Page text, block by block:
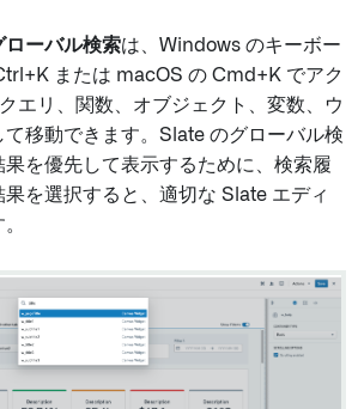
ローバル検索は、Windows のキーボー
または macOS の Cmd+K でアク
エリ、関数、オブジェクト、変数、ウ
て移動できます。Slate のグローバル検
を優先して表示するために、検索履
を選択すると、適切な Slate エディ